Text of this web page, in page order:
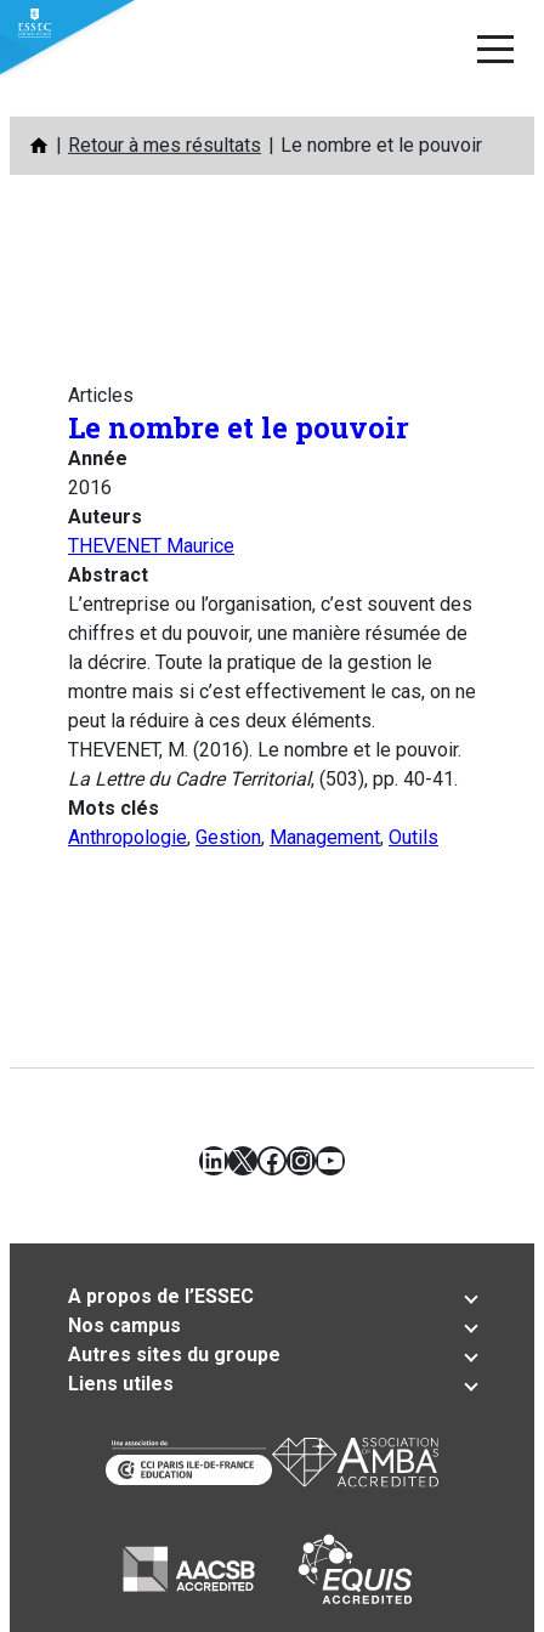
Aller
contenu
Retour à mes résultats Le nombre et le pouvoir
Articles
Le nombre et le pouvoir
Année
2016
Auteurs
THEVENET Maurice
Abstract
L’entreprise ou l’organisation, c’est souvent des
chiffres et du pouvoir, une manière résumée de
la décrire. Toute la pratique de la gestion le
montre mais si c’est effectivement le cas, on ne
peut la réduire à ces deux éléments.
THEVENET, M. (2016). Le nombre et le pouvoir.
La Lettre du Cadre Territorial, (503), pp. 40-41.
Mots clés
Anthropologie, Gestion, Management, Outils
LinkedIn
X Facebook
Instagram
YouTube
A propos de l’ESSEC
Nos campus
Autres sites du groupe
Liens utiles